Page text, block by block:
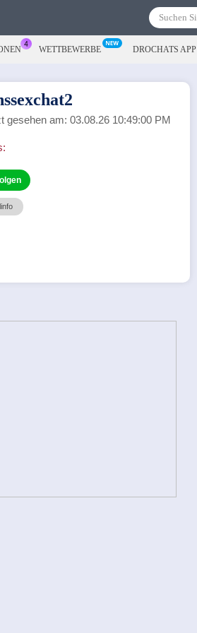
WETTBEWERBE DROCHATS APP
gesehen am: 03.08.26 10:49:00 PM